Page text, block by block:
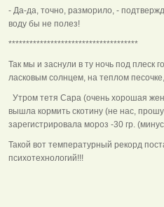
- Да-да, точно, разморило, -
воду бы не полез!
*************************************
Так мы и заснули в ту ночь под плеск
ласковым солнцем, на теплом
Утром тетя Сара (очень хорошая
вышла кормить скотину (не нас,
зарегистрировала мороз -30 гр.
Такой вот температурный рекорд
психотехнологий!!!